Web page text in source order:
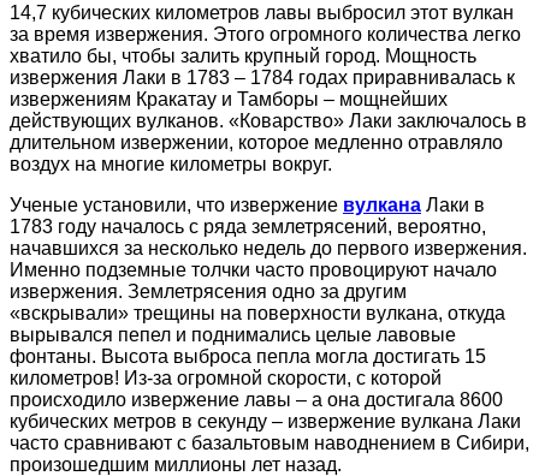
14,7 кубических километров лавы выбросил этот вулкан
за время извержения. Этого огромного количества легко
хватило бы, чтобы залить крупный город. Мощность
извержения Лаки в 1783 – 1784 годах приравнивалась к
извержениям Кракатау и Тамборы – мощнейших
действующих вулканов. «Коварство» Лаки заключалось в
длительном извержении, которое медленно отравляло
воздух на многие километры вокруг.
Ученые установили, что извержение вулкана Лаки в
1783 году началось с ряда землетрясений, вероятно,
начавшихся за несколько недель до первого извержения.
Именно подземные толчки часто провоцируют начало
извержения. Землетрясения одно за другим
«вскрывали» трещины на поверхности вулкана, откуда
вырывался пепел и поднимались целые лавовые
фонтаны. Высота выброса пепла могла достигать 15
километров! Из-за огромной скорости, с которой
происходило извержение лавы – а она достигала 8600
кубических метров в секунду – извержение вулкана Лаки
часто сравнивают с базальтовым наводнением в Сибири,
произошедшим миллионы лет назад.